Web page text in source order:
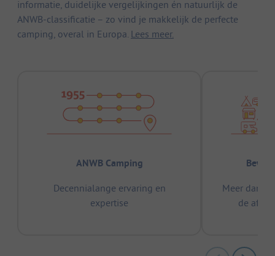
informatie, duidelijke vergelijkingen én natuurlijk de
ANWB-classificatie – zo vind je makkelijk de perfecte
camping, overal in Europa. Lees meer.
ANWB Camping
Decennialange ervaring en
expertise
Meer dan
de